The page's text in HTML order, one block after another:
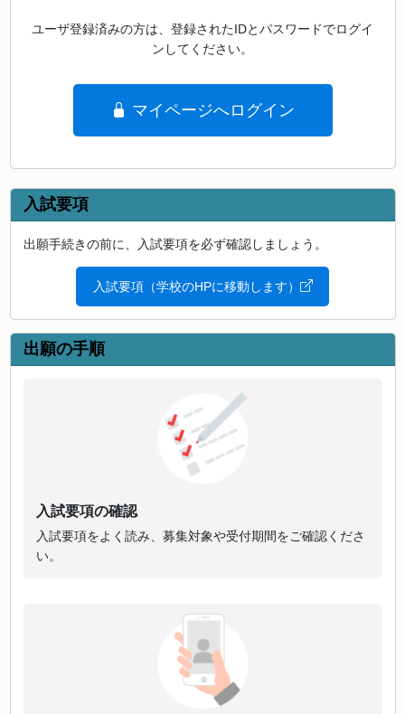
ユーザ登録済みの方は、登録されたIDとパスワードでログイ
ンしてください。
マイページへログイン
入試要項
出願手続きの前に、入試要項を必ず確認しましょう。
入試要項（学校のHPに移動します）
出願の手順
入試要項の確認
入試要項をよく読み、募集対象や受付期間をご確認くださ
い。